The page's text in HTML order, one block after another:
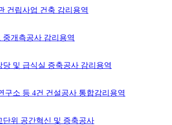
건립사업 건축 감리용역
개측공사 감리용역
및 급식실 증축공사 감리용역
구소 등 4건 건설공사 통합감리용역
위 공간혁신 및 증축공사